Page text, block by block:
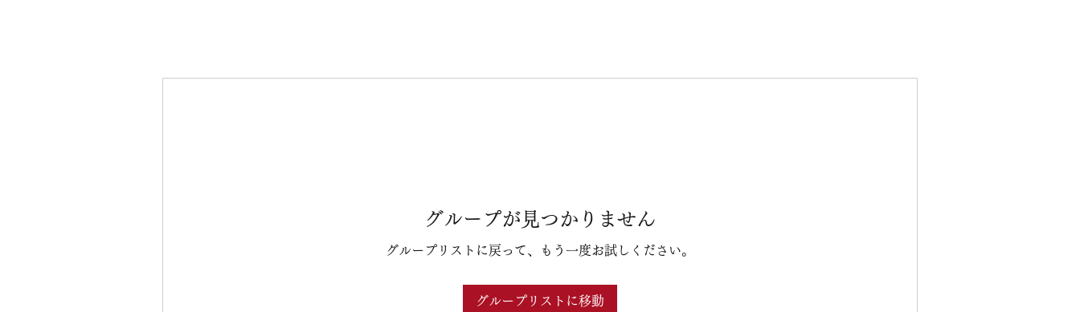
グループが見つかりません
グループリストに戻って、もう一度お試しください。
グループリストに移動